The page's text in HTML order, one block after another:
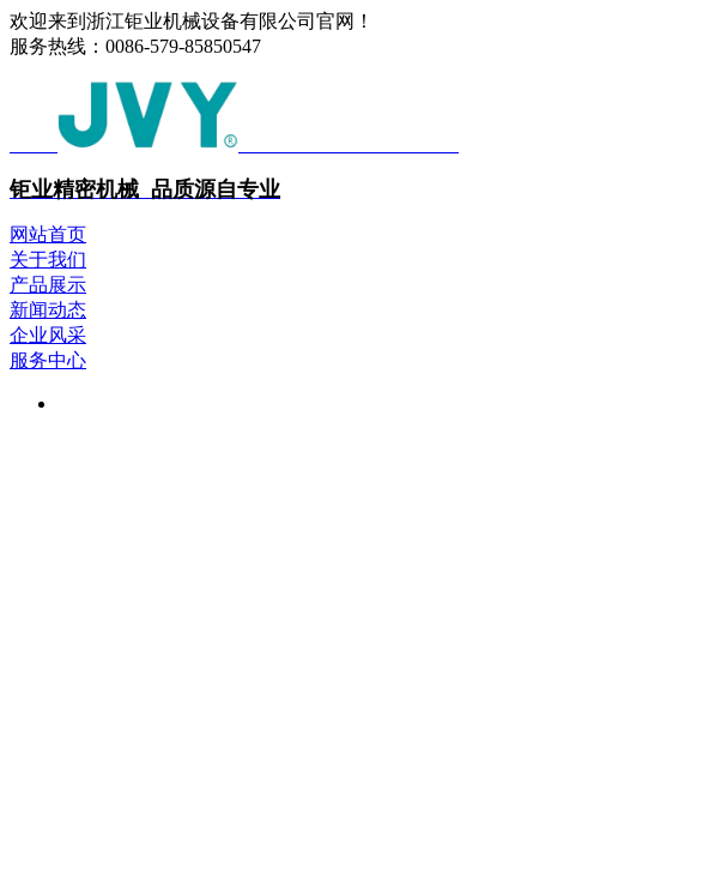
欢迎来到浙江钜业机械设备有限公司官网！
服务热线： 0086-579-85850547
钜业精密机械 品质源自专业
网站首页
关于我们
产品展示
新闻动态
企业风采
服务中心